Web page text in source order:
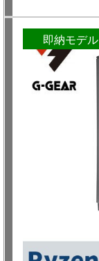
即納モデル